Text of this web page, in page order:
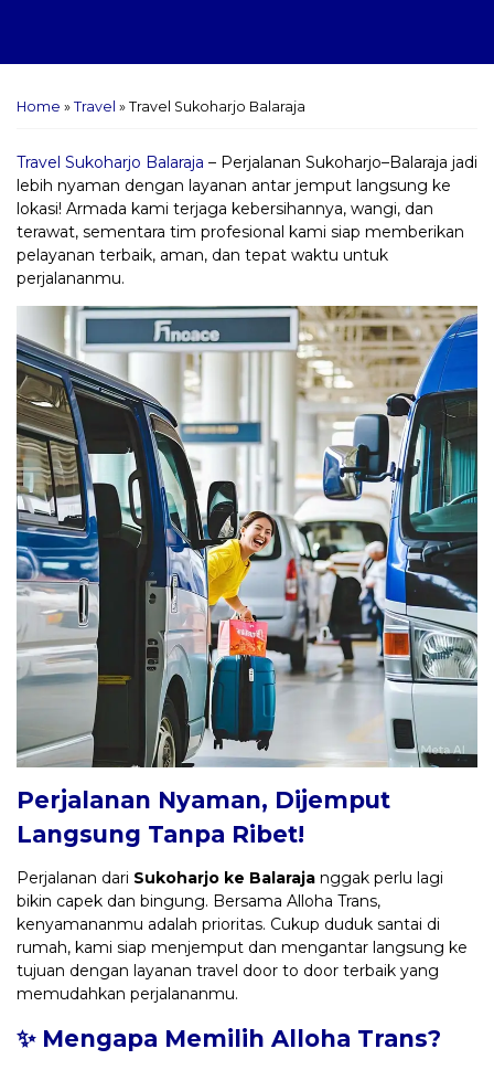
Home » Travel » Travel Sukoharjo Balaraja
Travel Sukoharjo Balaraja – Perjalanan Sukoharjo–Balaraja jadi
lebih nyaman dengan layanan antar jemput langsung ke
lokasi! Armada kami terjaga kebersihannya, wangi, dan
terawat, sementara tim profesional kami siap memberikan
pelayanan terbaik, aman, dan tepat waktu untuk
perjalananmu.
Perjalanan Nyaman, Dijemput
Langsung Tanpa Ribet!
Perjalanan dari Sukoharjo ke Balaraja nggak perlu lagi
bikin capek dan bingung. Bersama Alloha Trans,
kenyamananmu adalah prioritas. Cukup duduk santai di
rumah, kami siap menjemput dan mengantar langsung ke
tujuan dengan layanan travel door to door terbaik yang
memudahkan perjalananmu.
✨ Mengapa Memilih Alloha Trans?